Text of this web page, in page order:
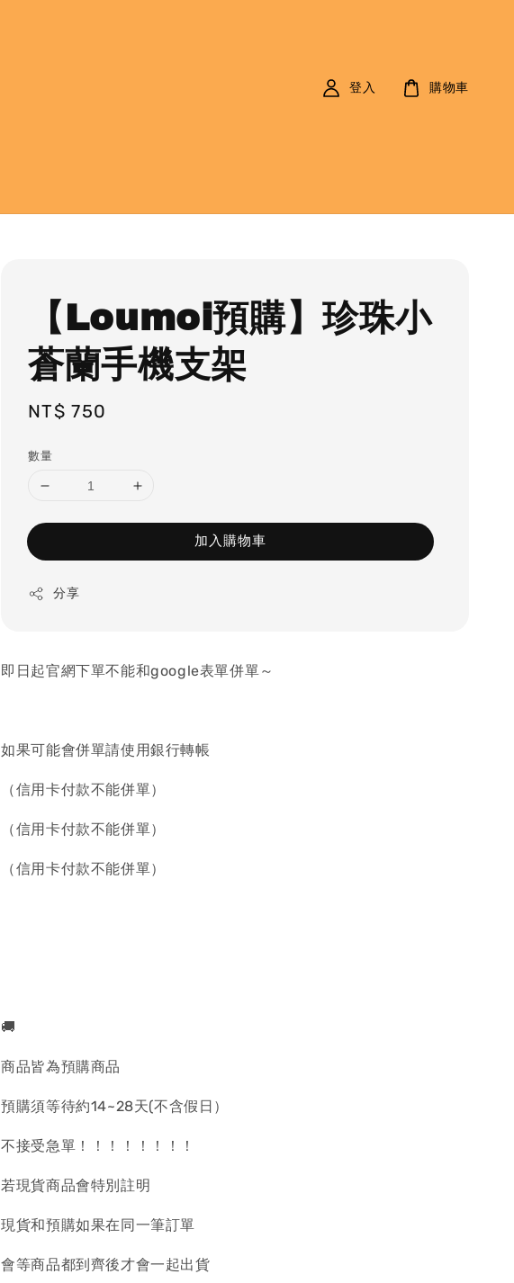
登入 購物車
【Loumoi預購】珍珠小
蒼蘭手機支架
Regular
NT$ 750
數量
加入購物車
分享
即日起官網下單不能和google表單併單～
如果可能會併單請使用銀行轉帳
（信用卡付款不能併單）
（信用卡付款不能併單）
（信用卡付款不能併單）
🚚
商品皆為預購商品
預購須等待約14~28天(不含假日）
不接受急單！！！！！！！！
若現貨商品會特別註明
現貨和預購如果在同一筆訂單
會等商品都到齊後才會一起出貨